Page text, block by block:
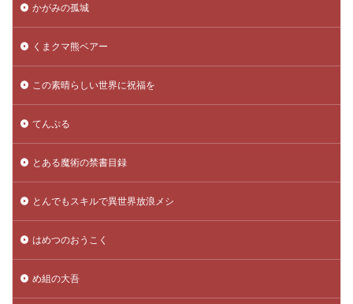
かがみの孤城
くまクマ熊ベアー
この素晴らしい世界に祝福を
てんぷる
とある魔術の禁書目録
とんでもスキルで異世界放浪メシ
はめつのおうこく
め組の大吾